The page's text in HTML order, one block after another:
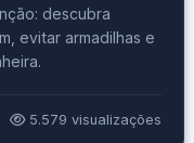
descubra
evitar armadilhas e
5.579 visualizações